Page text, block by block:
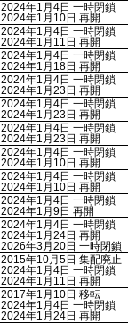
2024年1月4日 一時閉鎖
2024年1月10日 再開
2024年1月4日 一時閉鎖
2024年1月11日 再開
2024年1月4日 一時閉鎖
2024年1月18日 再開
2024年1月4日 一時閉鎖
2024年1月23日 再開
2024年1月4日 一時閉鎖
2024年1月23日 再開
2024年1月4日 一時閉鎖
2024年1月23日 再開
2024年1月4日 一時閉鎖
2024年1月10日 再開
2024年1月4日 一時閉鎖
2024年1月10日 再開
2024年1月4日 一時閉鎖
2024年1月9日 再開
2024年1月4日 一時閉鎖
2024年1月24日 再開
2026年3月20日 一時閉鎖
2015年10月5日 集配廃止
2024年1月4日 一時閉鎖
2024年1月11日 再開
2017年1月10日 移転
2024年1月4日 一時閉鎖
2024年1月24日 再開